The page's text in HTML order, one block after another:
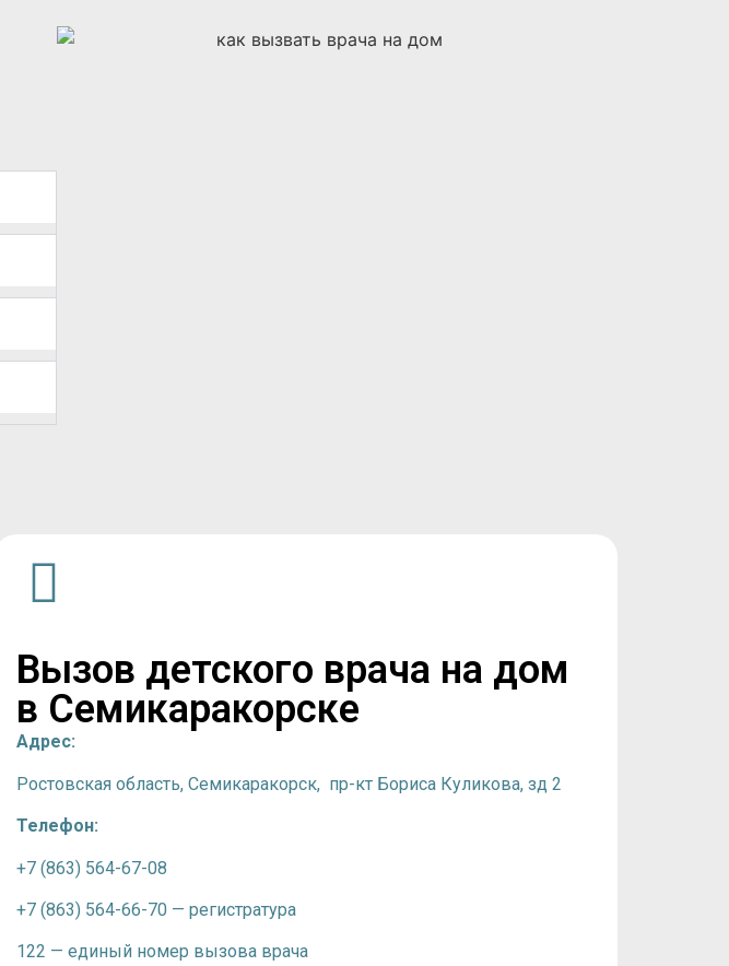
Вызов детского врача на дом
в Семикаракорске
Адрес:
Ростовская область, Семикаракорск, пр-кт Бориса Куликова, зд 2
Телефон:
+7 (863) 564-67-08
+7 (863) 564-66-70 — регистратура
122 — единый номер вызова врача